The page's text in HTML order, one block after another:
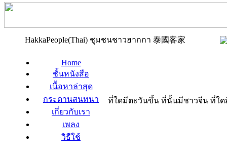
HakkaPeople(Thai) ชุมชนชาวฮากกา 泰國客家
Home
ชั้นหนังสือ
เนื้อหาล่าสุด
กระดานสนทนา
เกี่ยวกับเรา
เพลง
วิธีใช้
ที่ใดมีตะวันขึ้น ที่นั้นมีชาวจีน ที่ใดมี